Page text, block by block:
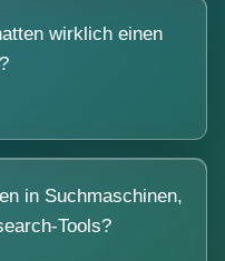
wirklich einen
in Suchmaschinen,
Tools?